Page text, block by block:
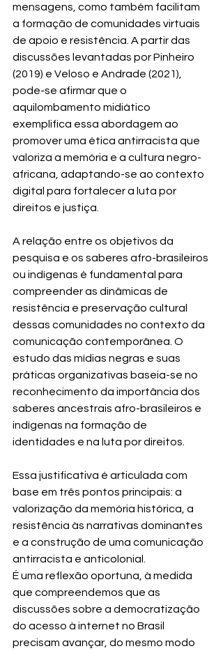
mensagens, como também facilitam
a formação de comunidades virtuais
de apoio e resistência. A partir das
discussões levantadas por Pinheiro
(2019) e Veloso e Andrade (2021),
pode-se afirmar que o
aquilombamento midiático
exemplifica essa abordagem ao
promover uma ética antirracista que
valoriza a memória e a cultura negro-
africana, adaptando-se ao contexto
digital para fortalecer a luta por
direitos e justiça.
A relação entre os objetivos da
pesquisa e os saberes afro-brasileiros
ou indígenas é fundamental para
compreender as dinâmicas de
resistência e preservação cultural
dessas comunidades no contexto da
comunicação contemporânea. O
estudo das mídias negras e suas
práticas organizativas baseia-se no
reconhecimento da importância dos
saberes ancestrais afro-brasileiros e
indígenas na formação de
identidades e na luta por direitos.
Essa justificativa é articulada com
base em três pontos principais: a
valorização da memória histórica, a
resistência às narrativas dominantes
e a construção de uma comunicação
antirracista e anticolonial.
É uma reflexão oportuna, à medida
que compreendemos que as
discussões sobre a democratização
do acesso à internet no Brasil
precisam avançar, do mesmo modo